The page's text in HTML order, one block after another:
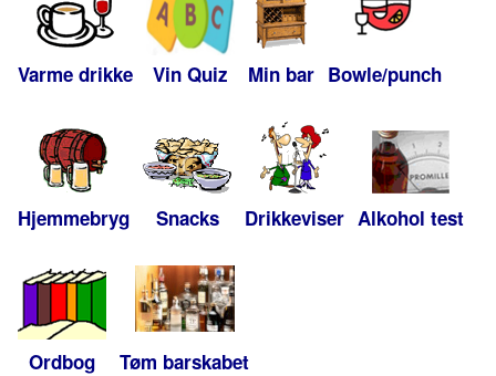
Varme drikke Vin Quiz Min bar Bowle/punch
Hjemmebryg Snacks Drikkeviser Alkohol test
Ordbog Tøm barskabet